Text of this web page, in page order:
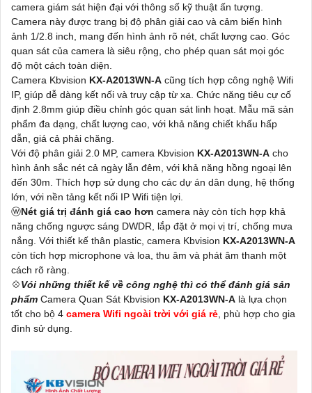
camera giám sát hiện đại với thông số kỹ thuật ấn tượng.
Camera này được trang bị độ phân giải cao và cảm biến hình
ảnh 1/2.8 inch, mang đến hình ảnh rõ nét, chất lượng cao. Góc
quan sát của camera là siêu rộng, cho phép quan sát mọi góc
độ một cách toàn diện.
Camera Kbvision KX-A2013WN-A cũng tích hợp công nghệ Wifi
IP, giúp dễ dàng kết nối và truy cập từ xa. Chức năng tiêu cự cố
định 2.8mm giúp điều chỉnh góc quan sát linh hoạt. Mẫu mã sản
phẩm đa dạng, chất lượng cao, với khả năng chiết khấu hấp
dẫn, giá cả phải chăng.
Với độ phân giải 2.0 MP, camera Kbvision KX-A2013WN-A cho
hình ảnh sắc nét cả ngày lẫn đêm, với khả năng hồng ngoại lên
đến 30m. Thích hợp sử dụng cho các dự án dân dụng, hệ thống
lớn, với nền tảng kết nối IP Wifi tiện lợi.
ⓦNét giá trị đánh giá cao hơn camera này còn tích hợp khả
năng chống ngược sáng DWDR, lắp đặt ở mọi vị trí, chống mưa
nắng. Với thiết kế thân plastic, camera Kbvision KX-A2013WN-A
còn tích hợp microphone và loa, thu âm và phát âm thanh một
cách rõ ràng.
💠Vói những thiết kế về công nghệ thì có thể đánh giá sản
phẩm Camera Quan Sát Kbvision KX-A2013WN-A là lựa chọn
tốt cho bộ 4 camera Wifi ngoài trời với giá rẻ , phù hợp cho gia
đình sử dụng.